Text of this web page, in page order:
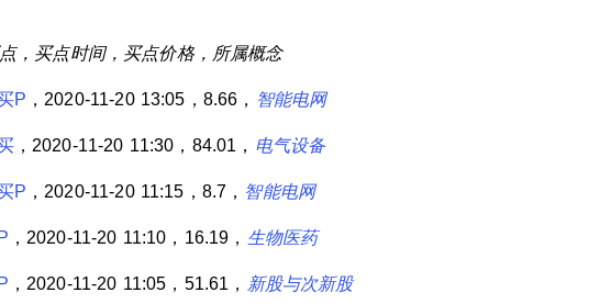
，买点时间，买点价格，所属概念
P ，2020-11-20 13:05，8.66， 智能电网
，2020-11-20 11:30，84.01， 电气设备
P ，2020-11-20 11:15，8.7， 智能电网
，2020-11-20 11:10，16.19， 生物医药
，2020-11-20 11:05，51.61， 新股与次新股